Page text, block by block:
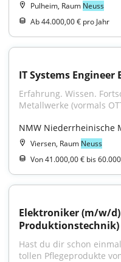
Pulheim, Raum Neuss
Ab 44.000,00 € pro Jahr
IT Systems Engineer
Erfahrung. Wissen.
Metallwerke (vormals
NMW Niederrheinische
Viersen, Raum Neuss
Von 41.000,00 € bis
Elektroniker (m/w/
Produktionstechnik)
Hast du dir schon
tollen Pflegeprodukte